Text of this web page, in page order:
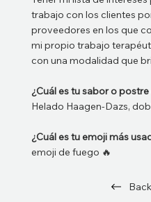
trabajo con los clientes
proveedores en los que
mi propio trabajo
con una modalidad que
¿Cuál es tu sabor o
Helado Haagen-Dazs,
¿Cuál es tu emoji más
emoji de fuego 🔥